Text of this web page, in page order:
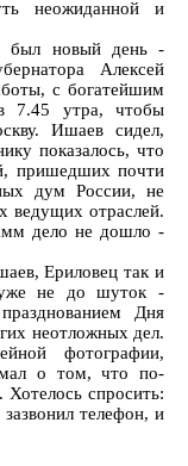
неожиданной и
был новый день -
Алексей
с богатейшим
7.45 утра, чтобы
Ишаев сидел,
показалось, что
пришедших почти
дум России, не
ведущих отраслей.
дело не дошло -
Ериловец так и
не до шуток -
Дня
неотложных дел.
фотографии,
о том, что по-
спросить:
телефон, и